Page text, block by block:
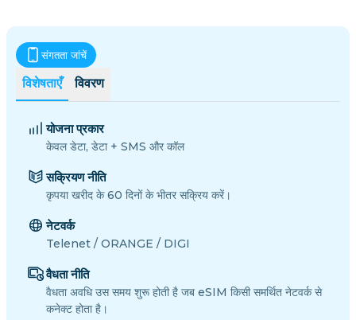
विशेषताएँ विवरण
संगतता जांचें
योजना प्रकार
केवल डेटा, डेटा + SMS और कॉल
सक्रियण नीति
कृपया खरीद के 60 दिनों के भीतर सक्रिय करें।
नेटवर्क
Telenet / ORANGE / DIGI
वैधता नीति
वैधता अवधि उस समय शुरू होती है जब eSIM किसी समर्थित नेटवर्क से
कनेक्ट होता है।